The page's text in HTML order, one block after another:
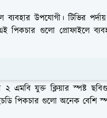
উপযোগী। টিভির
পিকচার গুলো প্রোফাইলে
যুক্ত ক্লিয়ার স্পষ্ট
পিকচার গুলো অনেক বেশি